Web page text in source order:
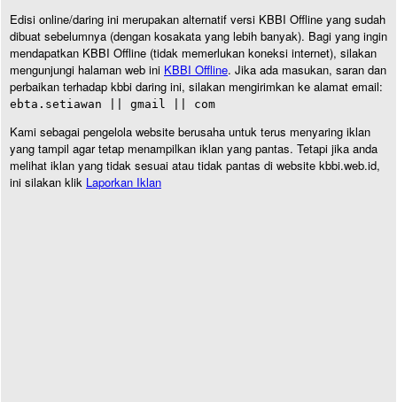
Edisi online/daring ini merupakan alternatif versi KBBI Offline yang sudah
dibuat sebelumnya (dengan kosakata yang lebih banyak). Bagi yang ingin
mendapatkan KBBI Offline (tidak memerlukan koneksi internet), silakan
mengunjungi halaman web ini KBBI Offline. Jika ada masukan, saran dan
perbaikan terhadap kbbi daring ini, silakan mengirimkan ke alamat email:
ebta.setiawan || gmail || com
Kami sebagai pengelola website berusaha untuk terus menyaring iklan
yang tampil agar tetap menampilkan iklan yang pantas. Tetapi jika anda
melihat iklan yang tidak sesuai atau tidak pantas di website kbbi.web.id,
ini silakan klik Laporkan Iklan